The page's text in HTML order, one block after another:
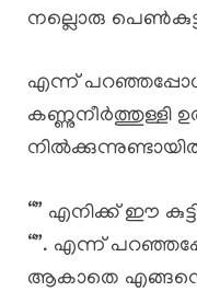
നല്ലൊരു
എന്ന്
കണ്ണുനീർത്തുള്ളി
“” എനിക്ക് ഈ
“”. എന്ന്
ആകാതെ